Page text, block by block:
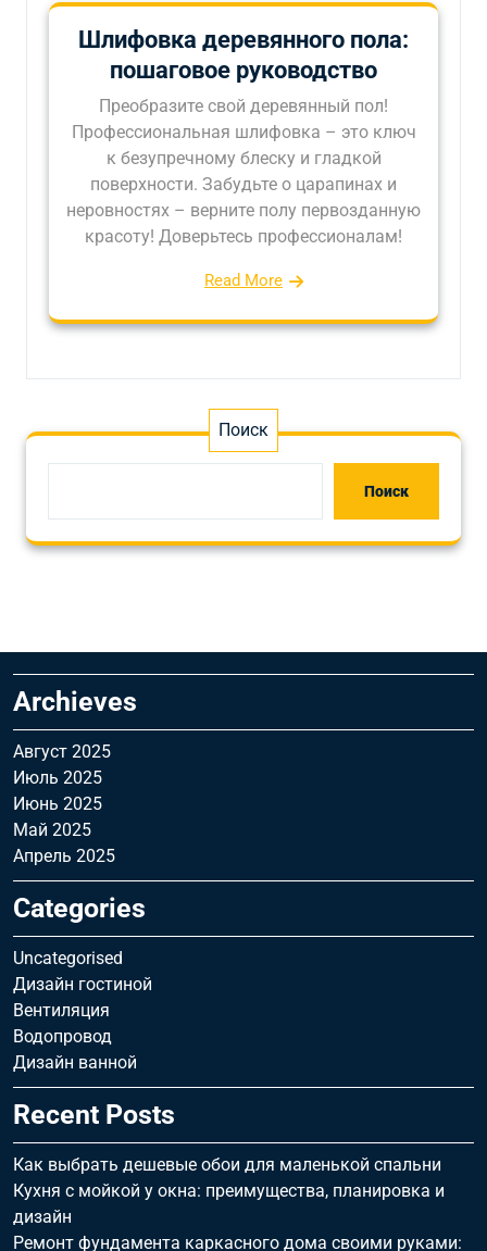
Шлифовка деревянного пола:
пошаговое руководство
Преобразите свой деревянный пол!
Профессиональная шлифовка – это ключ
к безупречному блеску и гладкой
поверхности. Забудьте о царапинах и
неровностях – верните полу первозданную
красоту! Доверьтесь профессионалам!
Read More
Поиск
Поиск
Archieves
Август 2025
Июль 2025
Июнь 2025
Май 2025
Апрель 2025
Categories
Uncategorised
Дизайн гостиной
Вентиляция
Водопровод
Дизайн ванной
Recent Posts
Как выбрать дешевые обои для маленькой спальни
Кухня с мойкой у окна: преимущества, планировка и
дизайн
Ремонт фундамента каркасного дома своими руками: